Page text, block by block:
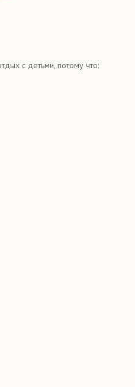
с детьми, потому что: